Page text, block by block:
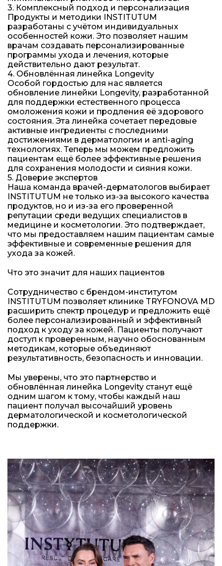
3. Комплексный подход и персонализация
Продукты и методики INSTITUTUM
разработаны с учётом индивидуальных
особенностей кожи. Это позволяет нашим
врачам создавать персонализированные
программы ухода и лечения, которые
действительно дают результат.
4. Обновлённая линейка Longevity
Особой гордостью для нас является
обновление линейки Longevity, разработанной
для поддержки естественного процесса
омоложения кожи и продления её здорового
состояния. Эта линейка сочетает передовые
активные ингредиенты с последними
достижениями в дерматологии и anti-aging
технологиях. Теперь мы можем предложить
пациентам ещё более эффективные решения
для сохранения молодости и сияния кожи.
5. Доверие экспертов
Наша команда врачей-дерматологов выбирает
INSTITUTUM не только из-за высокого качества
продуктов, но и из-за его проверенной
репутации среди ведущих специалистов в
медицине и косметологии. Это подтверждает,
что мы предоставляем нашим пациентам самые
эффективные и современные решения для
ухода за кожей.
Что это значит для наших пациентов
Сотрудничество с брендом-институтом
INSTITUTUM позволяет клинике TRYFONOVA MD
расширить спектр процедур и предложить ещё
более персонализированный и эффективный
подход к уходу за кожей. Пациенты получают
доступ к проверенным, научно обоснованным
методикам, которые объединяют
результативность, безопасность и инновации.
Мы уверены, что это партнерство и
обновлённая линейка Longevity станут ещё
одним шагом к тому, чтобы каждый наш
пациент получал высочайший уровень
дерматологической и косметологической
поддержки.